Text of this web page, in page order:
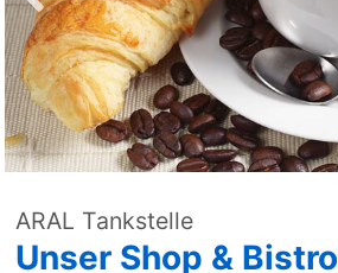
Unser Shop & Bistro
ARAL Tankstelle